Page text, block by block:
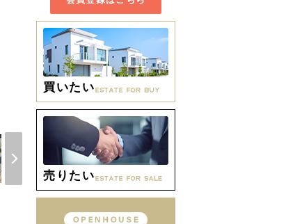
買いたい
売りたい